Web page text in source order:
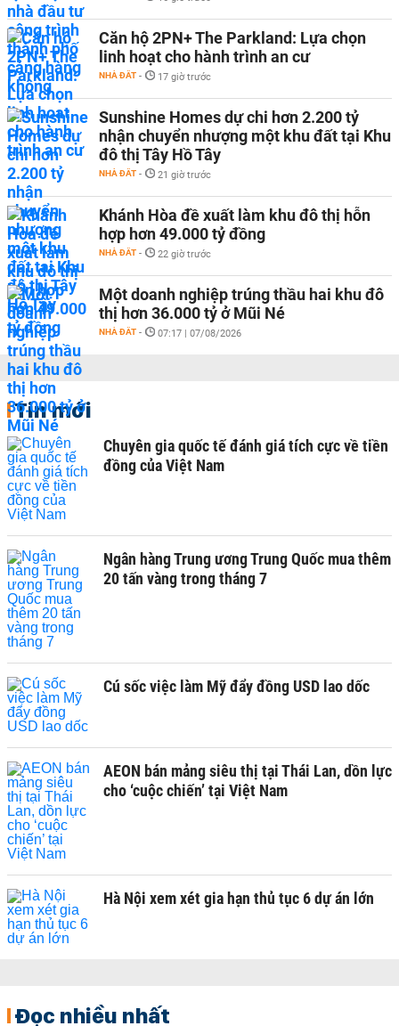
Căn hộ 2PN+ The Parkland: Lựa chọn
linh hoạt cho hành trình an cư
NHÀ ĐẤT - 17 giờ trước
Sunshine Homes dự chi hơn 2.200 tỷ
nhận chuyển nhượng một khu đất tại Khu
đô thị Tây Hồ Tây
NHÀ ĐẤT - 21 giờ trước
Khánh Hòa đề xuất làm khu đô thị hỗn
hợp hơn 49.000 tỷ đồng
NHÀ ĐẤT - 22 giờ trước
Một doanh nghiệp trúng thầu hai khu đô
thị hơn 36.000 tỷ ở Mũi Né
NHÀ ĐẤT - 07:17 | 07/08/2026
Tin mới
Chuyên gia quốc tế đánh giá tích cực về tiền
đồng của Việt Nam
Ngân hàng Trung ương Trung Quốc mua thêm
20 tấn vàng trong tháng 7
Cú sốc việc làm Mỹ đẩy đồng USD lao dốc
AEON bán mảng siêu thị tại Thái Lan, dồn lực
cho ‘cuộc chiến’ tại Việt Nam
Hà Nội xem xét gia hạn thủ tục 6 dự án lớn
Đọc nhiều nhất